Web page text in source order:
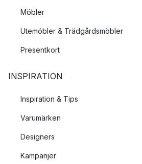
Möbler
Utemöbler & Trädgårdsmöbler
Presentkort
INSPIRATION
Inspiration & Tips
Varumärken
Designers
Kampanjer